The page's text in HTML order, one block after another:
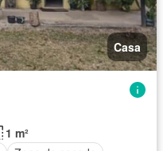
Casa
1 m²